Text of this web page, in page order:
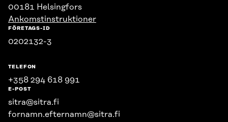
00181 Helsingfors
Ankomstinstruktioner
FÖRETAGS-ID
0202132-3
TELEFON
+358 294 618 991
E-POST
sitra@sitra.fi
fornamn.efternamn@sitra.fi